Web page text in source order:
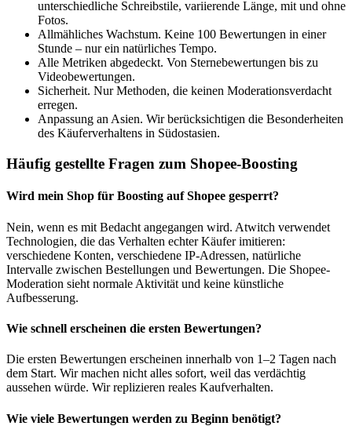
unterschiedliche Schreibstile, variierende Länge, mit und ohne
Fotos.
Allmähliches Wachstum. Keine 100 Bewertungen in einer
Stunde – nur ein natürliches Tempo.
Alle Metriken abgedeckt. Von Sternebewertungen bis zu
Videobewertungen.
Sicherheit. Nur Methoden, die keinen Moderationsverdacht
erregen.
Anpassung an Asien. Wir berücksichtigen die Besonderheiten
des Käuferverhaltens in Südostasien.
Häufig gestellte Fragen zum Shopee-Boosting
Wird mein Shop für Boosting auf Shopee gesperrt?
Nein, wenn es mit Bedacht angegangen wird. Atwitch verwendet
Technologien, die das Verhalten echter Käufer imitieren:
verschiedene Konten, verschiedene IP-Adressen, natürliche
Intervalle zwischen Bestellungen und Bewertungen. Die Shopee-
Moderation sieht normale Aktivität und keine künstliche
Aufbesserung.
Wie schnell erscheinen die ersten Bewertungen?
Die ersten Bewertungen erscheinen innerhalb von 1–2 Tagen nach
dem Start. Wir machen nicht alles sofort, weil das verdächtig
aussehen würde. Wir replizieren reales Kaufverhalten.
Wie viele Bewertungen werden zu Beginn benötigt?